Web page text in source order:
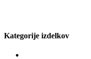
Kategorije izdelkov